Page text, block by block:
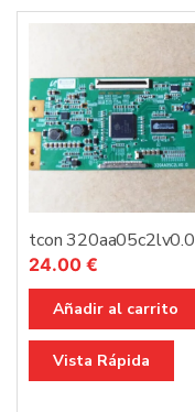
tcon 320aa05c2lv0.0
24.00 €
Añadir al carrito
Vista Rápida